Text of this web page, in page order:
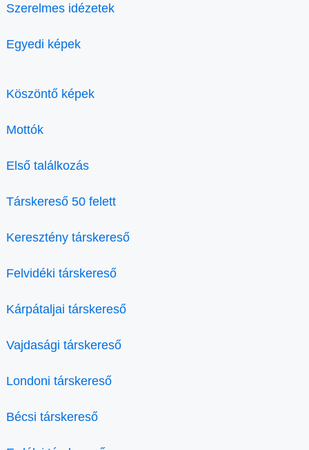
Szerelmes idézetek
Egyedi képek
Köszöntő képek
Mottók
Első találkozás
Társkereső 50 felett
Keresztény társkereső
Felvidéki társkereső
Kárpátaljai társkereső
Vajdasági társkereső
Londoni társkereső
Bécsi társkereső